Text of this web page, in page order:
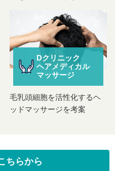
Dクリニック
ヘアメディカル
マッサージ
毛乳頭細胞を活性化するヘ
ッドマッサージを考案
ちらから